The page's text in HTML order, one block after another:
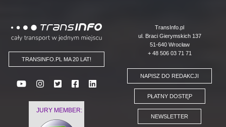
Logo
TRANSINFO.PL MA 20 LAT!
JURY MEMBER:
TransInfo.pl
ul. Braci Gierymskich 137
51-640 Wrocław
+ 48 506 03 71 71
NAPISZ DO REDAKCJI
PŁATNY DOSTĘP
NEWSLETTER